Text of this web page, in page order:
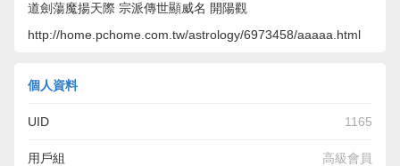
道劍蕩魔揚天際 宗派傳世顯威名 開陽觀
http://home.pchome.com.tw/astrology/6973458/aaaaa.html
個人資料
UID 1165
用戶組 高級會員